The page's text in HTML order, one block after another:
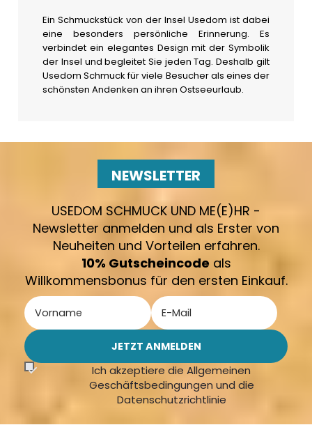
Ein Schmuckstück von der Insel Usedom ist dabei
eine besonders persönliche Erinnerung. Es
verbindet ein elegantes Design mit der Symbolik
der Insel und begleitet Sie jeden Tag. Deshalb gilt
Usedom Schmuck für viele Besucher als eines der
schönsten Andenken an ihren Ostseeurlaub.
NEWSLETTER
USEDOM SCHMUCK UND ME(E)HR -
Newsletter anmelden und als Erster von
Neuheiten und Vorteilen erfahren.
10% Gutscheincode als
Willkommensbonus für den ersten Einkauf.
Ich akzeptiere die Allgemeinen
Geschäftsbedingungen und die
Datenschutzrichtlinie